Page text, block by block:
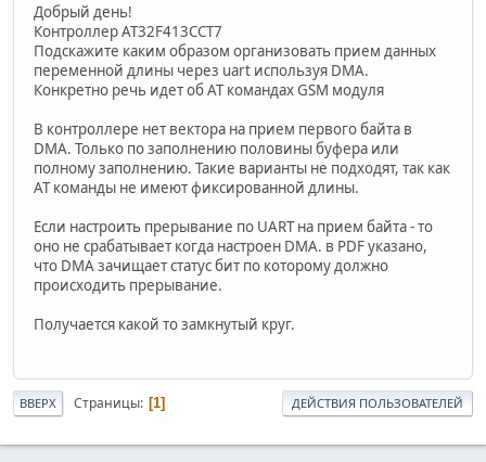
Добрый день!
Контроллер AT32F413CCT7
Подскажите каким образом организовать прием данных
переменной длины через uart используя DMA.
Конкретно речь идет об AT командах GSM модуля
В контроллере нет вектора на прием первого байта в
DMA. Только по заполнению половины буфера или
полному заполнению. Такие варианты не подходят, так как
AT команды не имеют фиксированной длины.
Если настроить прерывание по UART на прием байта - то
оно не срабатывает когда настроен DMA. в PDF указано,
что DMA зачищает статус бит по которому должно
происходить прерывание.
Получается какой то замкнутый круг.
ВВЕРХ Страницы 1 ДЕЙСТВИЯ ПОЛЬЗОВАТЕЛЕЙ